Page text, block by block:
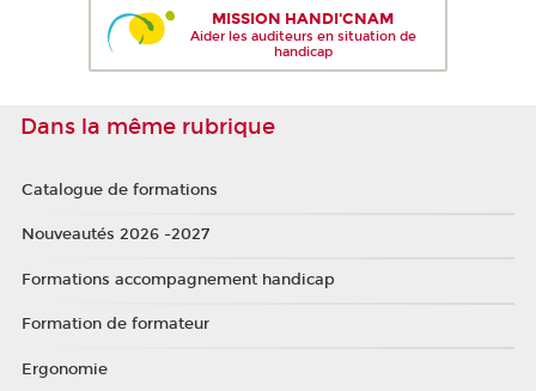
MISSION HANDI'CNAM
Aider les auditeurs en situation de
handicap
Dans la même rubrique
Catalogue de formations
Nouveautés 2026 -2027
Formations accompagnement handicap
Formation de formateur
Ergonomie